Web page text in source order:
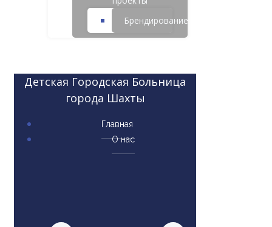
Брендирование
Детская Городская Больница
города Шахты
Главная
О нас